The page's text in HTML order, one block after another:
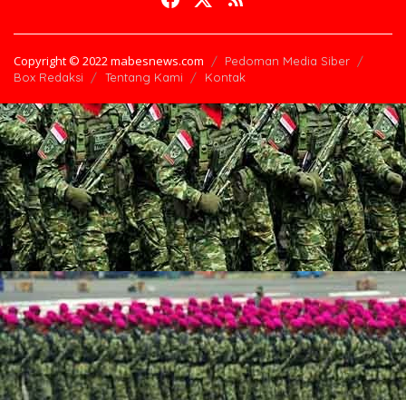
Copyright © 2022 mabesnews.com
Pedoman Media Siber
Box Redaksi
Tentang Kami Kontak